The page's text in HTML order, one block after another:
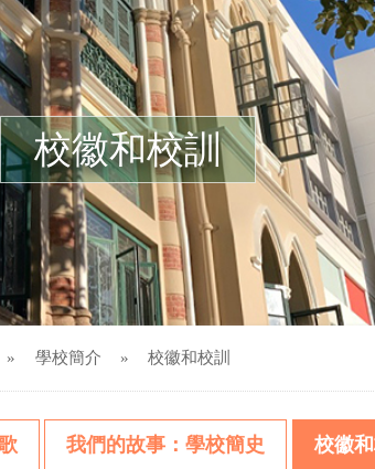
校徽和校訓
» 學校簡介 » 校徽和校訓
我們的故事：學校簡史 校徽